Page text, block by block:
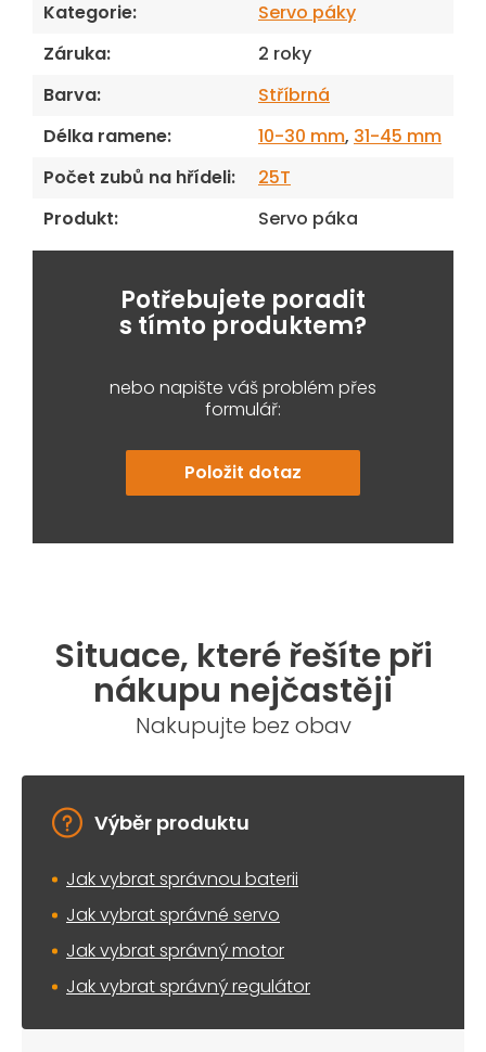
Kategorie:
Servo páky
Záruka:
2 roky
Barva:
Stříbrná
Délka ramene: 10-30 mm, 31-45 mm
Počet zubů na hřídeli:
25T
Produkt: Servo páka
Potřebujete poradit
s tímto produktem?
nebo napište váš problém přes
formulář:
Položit dotaz
Situace, které řešíte při
nákupu nejčastěji
Nakupujte bez obav
Výběr produktu
Jak vybrat správnou baterii
Jak vybrat správné servo
Jak vybrat správný motor
Jak vybrat správný regulátor